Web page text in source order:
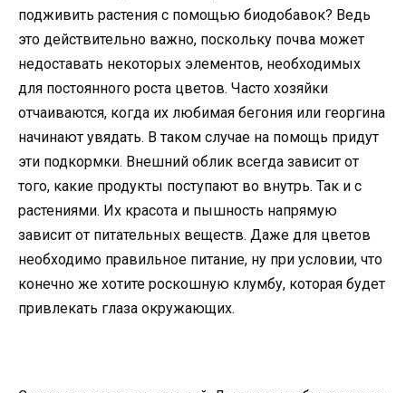
подживить растения с помощью биодобавок? Ведь
это действительно важно, поскольку почва может
недоставать некоторых элементов, необходимых
для постоянного роста цветов. Часто хозяйки
отчаиваются, когда их любимая бегония или георгина
начинают увядать. В таком случае на помощь придут
эти подкормки. Внешний облик всегда зависит от
того, какие продукты поступают во внутрь. Так и с
растениями. Их красота и пышность напрямую
зависит от питательных веществ. Даже для цветов
необходимо правильное питание, ну при условии, что
конечно же хотите роскошную клумбу, которая будет
привлекать глаза окружающих.